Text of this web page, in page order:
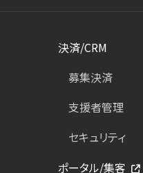
決済/CRM
募集決済
支援者管理
セキュリティ
ポータル/集客